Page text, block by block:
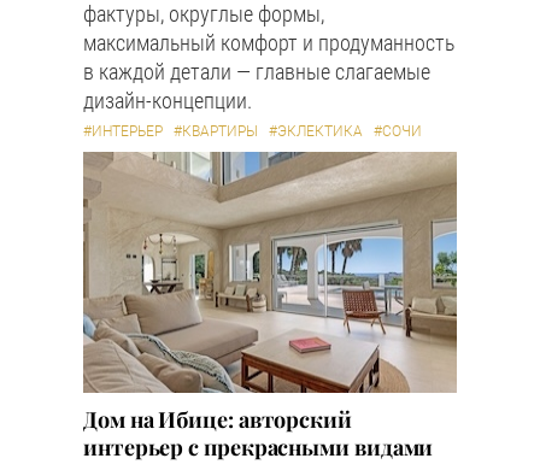
фактуры, округлые формы,
максимальный комфорт и продуманность
в каждой детали — главные слагаемые
дизайн-концепции.
#ИНТЕРЬЕР #КВАРТИРЫ #ЭКЛЕКТИКА #СОЧИ
Дом на Ибице: авторский
интерьер с прекрасными видами